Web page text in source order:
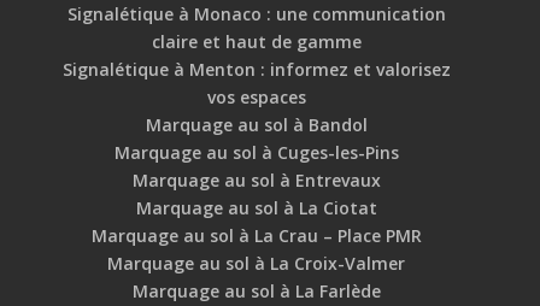
Signalétique à Monaco : une communication
claire et haut de gamme
Signalétique à Menton : informez et valorisez
vos espaces
Marquage au sol à Bandol
Marquage au sol à Cuges-les-Pins
Marquage au sol à Entrevaux
Marquage au sol à La Ciotat
Marquage au sol à La Crau – Place PMR
Marquage au sol à La Croix-Valmer
Marquage au sol à La Farlède